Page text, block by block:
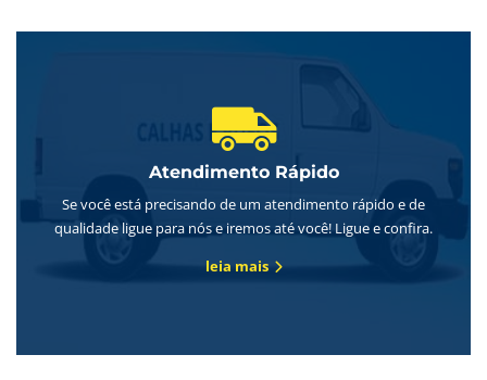
Atendimento Rápido
Se você está precisando de um atendimento rápido e de
qualidade ligue para nós e iremos até você! Ligue e confira.
leia mais